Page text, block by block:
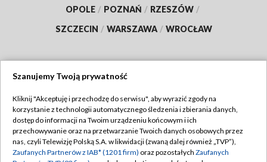
OPOLE / POZNAŃ / RZESZÓW /
SZCZECIN / WARSZAWA / WROCŁAW
TVP
Abonament TVP
Emisja w TVP
Regulamin TVP
Polityka prywatności
Szanujemy Twoją prywatność
Kliknij "Akceptuję i przechodzę do serwisu", aby wyrazić zgody na
korzystanie z technologii automatycznego śledzenia i zbierania danych,
dostęp do informacji na Twoim urządzeniu końcowym i ich
przechowywanie oraz na przetwarzanie Twoich danych osobowych przez
nas, czyli Telewizję Polską S.A. w likwidacji (zwaną dalej również „TVP”),
Zaufanych Partnerów z IAB* (1201 firm) oraz pozostałych Zaufanych